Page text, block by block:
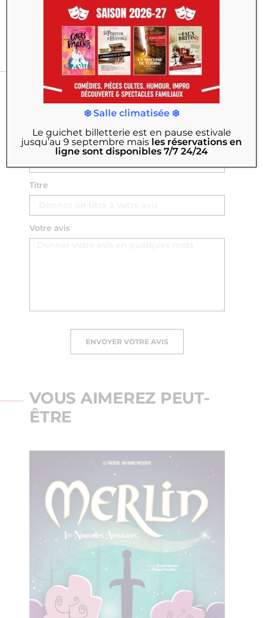
Donner mon avis
DONNER MON AVIS
Nom Prénom
Email
Titre
Votre avis
ENVOYER VOTRE AVIS
VOUS AIMEREZ PEUT-
ÊTRE
❄️ Salle climatisée ❄️
Le guichet billetterie est en pause estivale
jusqu’au 9 septembre mais les réservations en
ligne sont disponibles 7/7 24/24